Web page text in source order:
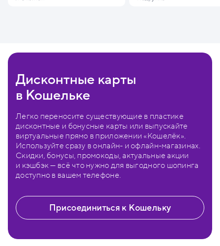
Дисконтные карты
в Кошельке
Легко переносите существующие в пластике
дисконтные и бонусные карты или выпускайте
виртуальные прямо в приложении «Кошелёк».
Используйте сразу в онлайн- и офлайн-магазинах.
Скидки, бонусы, промокоды, актуальные акции
и кэшбэк — всё что нужно для выгодного шопинга
доступно в вашем телефоне.
Присоединиться к Кошельку